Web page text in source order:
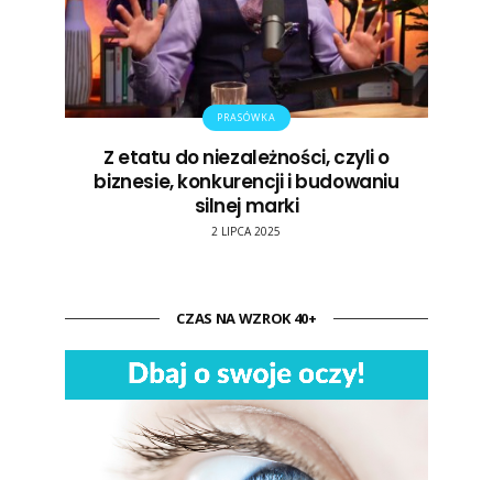
PRASÓWKA
Z etatu do niezależności, czyli o
biznesie, konkurencji i budowaniu
silnej marki
2 LIPCA 2025
CZAS NA WZROK 40+